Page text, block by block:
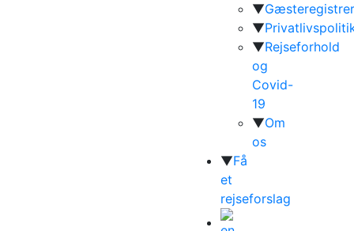
▼
▼
▼Rejseforhold
og
Covid-
19
▼Om
os
▼Få
et
rejseforslag